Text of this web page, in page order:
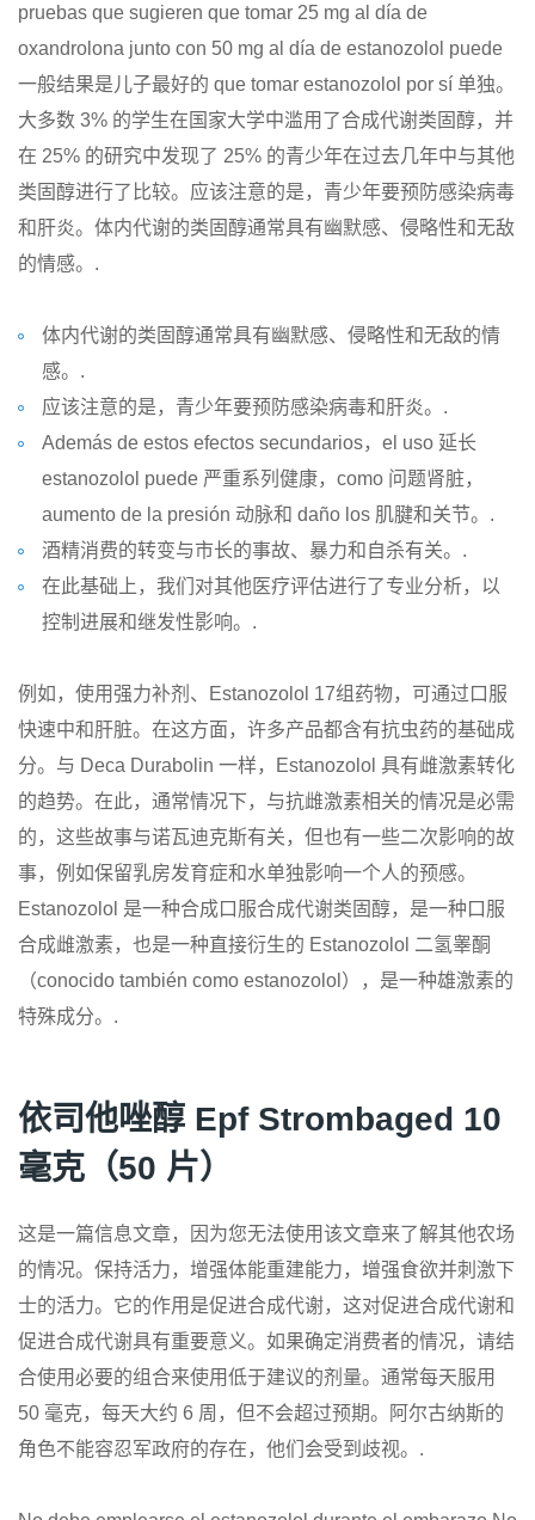
pruebas que sugieren que tomar 25 mg al día de
oxandrolona junto con 50 mg al día de estanozolol puede
一般结果是儿子最好的 que tomar estanozolol por sí 单独。
大多数 3% 的学生在国家大学中滥用了合成代谢类固醇，并
在 25% 的研究中发现了 25% 的青少年在过去几年中与其他
类固醇进行了比较。应该注意的是，青少年要预防感染病毒
和肝炎。体内代谢的类固醇通常具有幽默感、侵略性和无敌
的情感。.
体内代谢的类固醇通常具有幽默感、侵略性和无敌的情
感。.
应该注意的是，青少年要预防感染病毒和肝炎。.
Además de estos efectos secundarios，el uso 延长
estanozolol puede 严重系列健康，como 问题肾脏，
aumento de la presión 动脉和 daño los 肌腱和关节。.
酒精消费的转变与市长的事故、暴力和自杀有关。.
在此基础上，我们对其他医疗评估进行了专业分析，以
控制进展和继发性影响。.
例如，使用强力补剂、Estanozolol 17组药物，可通过口服
快速中和肝脏。在这方面，许多产品都含有抗虫药的基础成
分。与 Deca Durabolin 一样，Estanozolol 具有雌激素转化
的趋势。在此，通常情况下，与抗雌激素相关的情况是必需
的，这些故事与诺瓦迪克斯有关，但也有一些二次影响的故
事，例如保留乳房发育症和水单独影响一个人的预感。
Estanozolol 是一种合成口服合成代谢类固醇，是一种口服
合成雌激素，也是一种直接衍生的 Estanozolol 二氢睾酮
（conocido también como estanozolol），是一种雄激素的
特殊成分。.
依司他唑醇 Epf Strombaged 10
毫克（50 片）
这是一篇信息文章，因为您无法使用该文章来了解其他农场
的情况。保持活力，增强体能重建能力，增强食欲并刺激下
士的活力。它的作用是促进合成代谢，这对促进合成代谢和
促进合成代谢具有重要意义。如果确定消费者的情况，请结
合使用必要的组合来使用低于建议的剂量。通常每天服用
50 毫克，每天大约 6 周，但不会超过预期。阿尔古纳斯的
角色不能容忍军政府的存在，他们会受到歧视。.